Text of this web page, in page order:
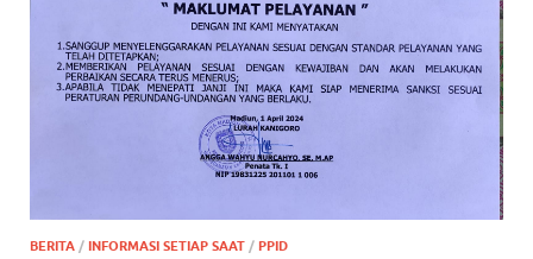
BERITA / INFORMASI SETIAP SAAT / PPID